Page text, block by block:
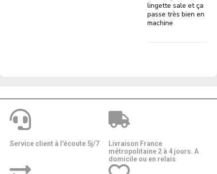
lingette sale et ça
passe très bien en
machine
Service client à l'écoute 5j/7
Livraison France
métropolitaine 2 à 4 jours. A
domicile ou en relais​​